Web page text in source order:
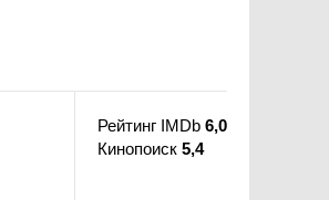
Рейтинг IMDb 6,0
Кинопоиск 5,4